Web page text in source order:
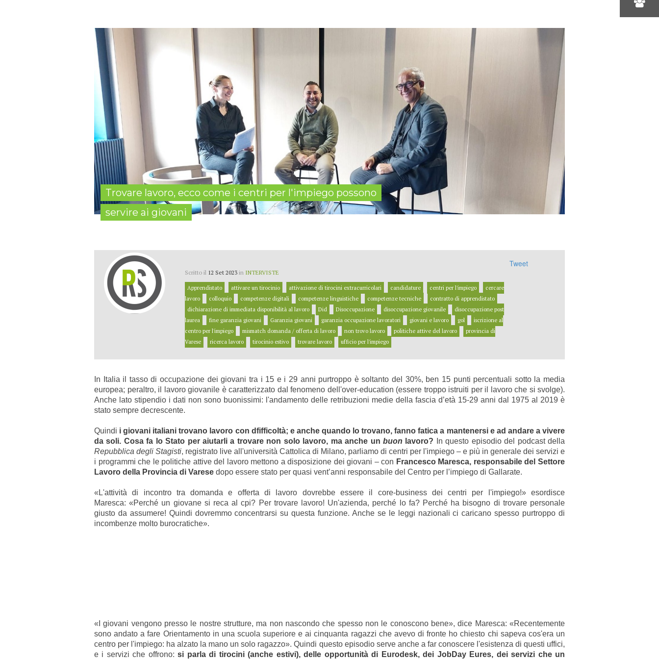
Trovare lavoro, ecco come i centri per l'impiego possono
servire ai giovani
Scritto il 12 Set 2023 in INTERVISTE
Apprendistato attivare un tirocinio attivazione di tirocini extracurricolari candidature centri per l'impiego
cercare
lavoro
colloquio competenze digitali competenze linguistiche competenze tecniche
contratto di apprendistato
dichiarazione di immediata disponibilità al lavoro
Did Disoccupazione disoccupazione giovanile
disoccupazione post
laurea
fine garanzia giovani Garanzia giovani garanzia occupazione lavoratori giovani e lavoro gol
iscrizione al
centro per l'impiego
mismatch domanda / offerta di lavoro non trovo lavoro politiche attive del lavoro
provincia di
Varese
ricerca lavoro tirocinio estivo trovare lavoro ufficio per l'impiego
Tweet
In Italia il tasso di occupazione dei giovani tra i 15 e i 29 anni purtroppo è soltanto del 30%, ben 15 punti percentuali sotto la media
europea; peraltro, il lavoro giovanile è caratterizzato dal fenomeno dell'over-education (essere troppo istruiti per il lavoro che si svolge).
Anche lato stipendio i dati non sono buonissimi: l'andamento delle retribuzioni medie della fascia d’età 15-29 anni dal 1975 al 2019 è
stato sempre decrescente.
Quindi i giovani italiani trovano lavoro con dfifficoltà; e anche quando lo trovano, fanno fatica a mantenersi e ad andare a vivere
da soli. Cosa fa lo Stato per aiutarli a trovare non solo lavoro, ma anche un buon lavoro? In questo episodio del podcast della
Repubblica degli Stagisti, registrato live all'università Cattolica di Milano, parliamo di centri per l'impiego – e più in generale dei servizi e
i programmi che le politiche attive del lavoro mettono a disposizione dei giovani – con Francesco Maresca, responsabile del Settore
Lavoro della Provincia di Varese dopo essere stato per quasi vent’anni responsabile del Centro per l’impiego di Gallarate.
«L'attività di incontro tra domanda e offerta di lavoro dovrebbe essere il core-business dei centri per l'impiego!» esordisce
Maresca: «Perché un giovane si reca al cpi? Per trovare lavoro! Un'azienda, perché lo fa? Perché ha bisogno di trovare personale
giusto da assumere! Quindi dovremmo concentrarsi su questa funzione. Anche se le leggi nazionali ci caricano spesso purtroppo di
incombenze molto burocratiche».
«I giovani vengono presso le nostre strutture, ma non nascondo che spesso non le conoscono bene», dice Maresca: «Recentemente
sono andato a fare Orientamento in una scuola superiore e ai cinquanta ragazzi che avevo di fronte ho chiesto chi sapeva cos'era un
centro per l'impiego: ha alzato la mano un solo ragazzo». Quindi questo episodio serve anche a far conoscere l'esistenza di questi uffici,
e i servizi che offrono: si parla di tirocini (anche estivi), delle opportunità di Eurodesk, dei JobDay Eures, dei servizi che un